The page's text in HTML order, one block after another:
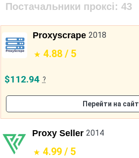
Постачальники проксі: 43
Proxyscrape 2018
4.88 / 5
$112.94 ?
Перейти на сайт
Proxy Seller 2014
4.99 / 5